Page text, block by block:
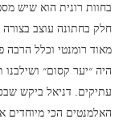
בחוות רונית הוא שיש
חלק בחתונה עוצב בצורה
מאוד רומנטי וכלל הרבה
היה ״יער קסום״ ושילבנו
עתיקים. דניאל ביקש
האלמנטים הכי מיוחדים